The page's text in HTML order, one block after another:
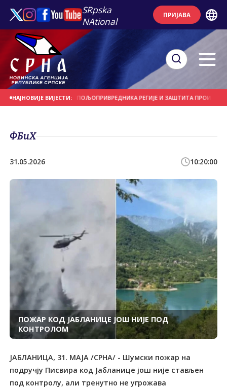
SRpska
NAtional
ПРИЈАВА
НАЈНОВИЈЕ ВИЈЕСТИ:
КУЋЕ" - ОКУПЉАЊЕ ПОЉОПРИВРЕДНИКА РЕГИЈЕ И ЗАШТИТА ПРОИЗВОДА
ФБиХ
31.05.2026 10:20:00
ПОЖАР КОД ЈАБЛАНИЦЕ ЈОШ НИЈЕ ПОД
КОНТРОЛОМ
ЈАБЛАНИЦА, 31. МАЈА /СРНА/ - Шумски пожар на
подручју Писвира код Јабланице још није стављен
под контролу, али тренутно не угрожава